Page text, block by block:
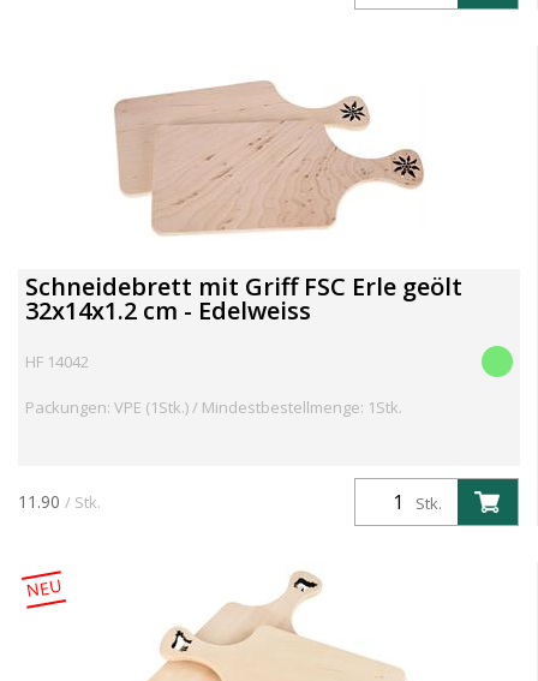
Schneidebrett mit Griff FSC Erle geölt
32x14x1.2 cm - Edelweiss
HF 14042
Packungen: VPE (1Stk.) / Mindestbestellmenge: 1Stk.
Stk.
11.90 / Stk.
NEU